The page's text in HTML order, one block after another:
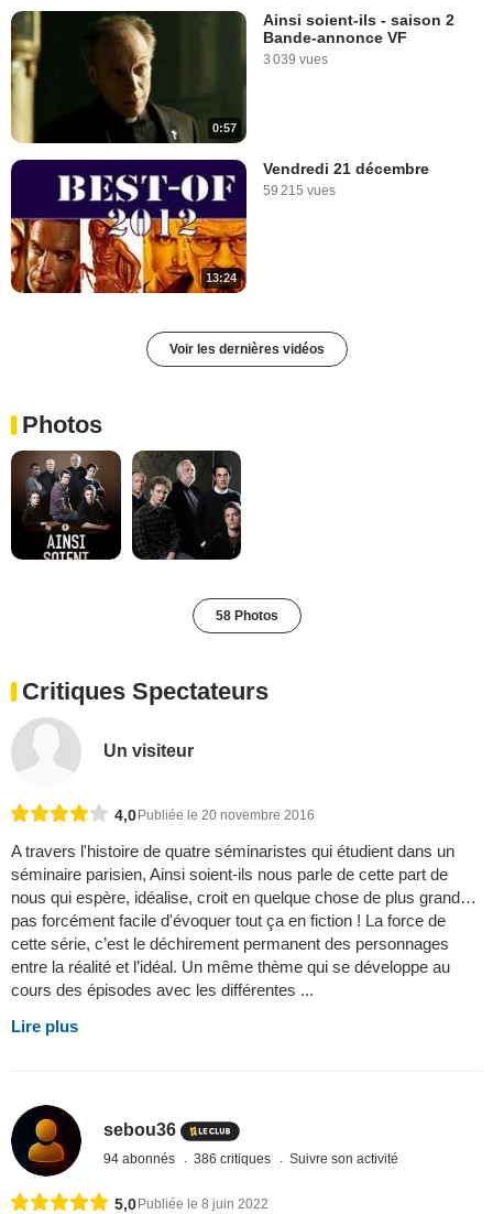
0:57
Ainsi soient-ils - saison 2
Bande-annonce VF
3 039 vues
13:24
Vendredi 21 décembre
59 215 vues
Voir les dernières vidéos
Photos
58 Photos
Critiques Spectateurs
Un visiteur
4,0 Publiée le 20 novembre 2016
A travers l'histoire de quatre séminaristes qui étudient dans un
séminaire parisien, Ainsi soient-ils nous parle de cette part de
nous qui espère, idéalise, croit en quelque chose de plus grand…
pas forcément facile d'évoquer tout ça en fiction ! La force de
cette série, c’est le déchirement permanent des personnages
entre la réalité et l’idéal. Un même thème qui se développe au
cours des épisodes avec les différentes ...
Lire plus
sebou36
94 abonnés 386 critiques Suivre son activité
5,0Publiée le 8 juin 2022